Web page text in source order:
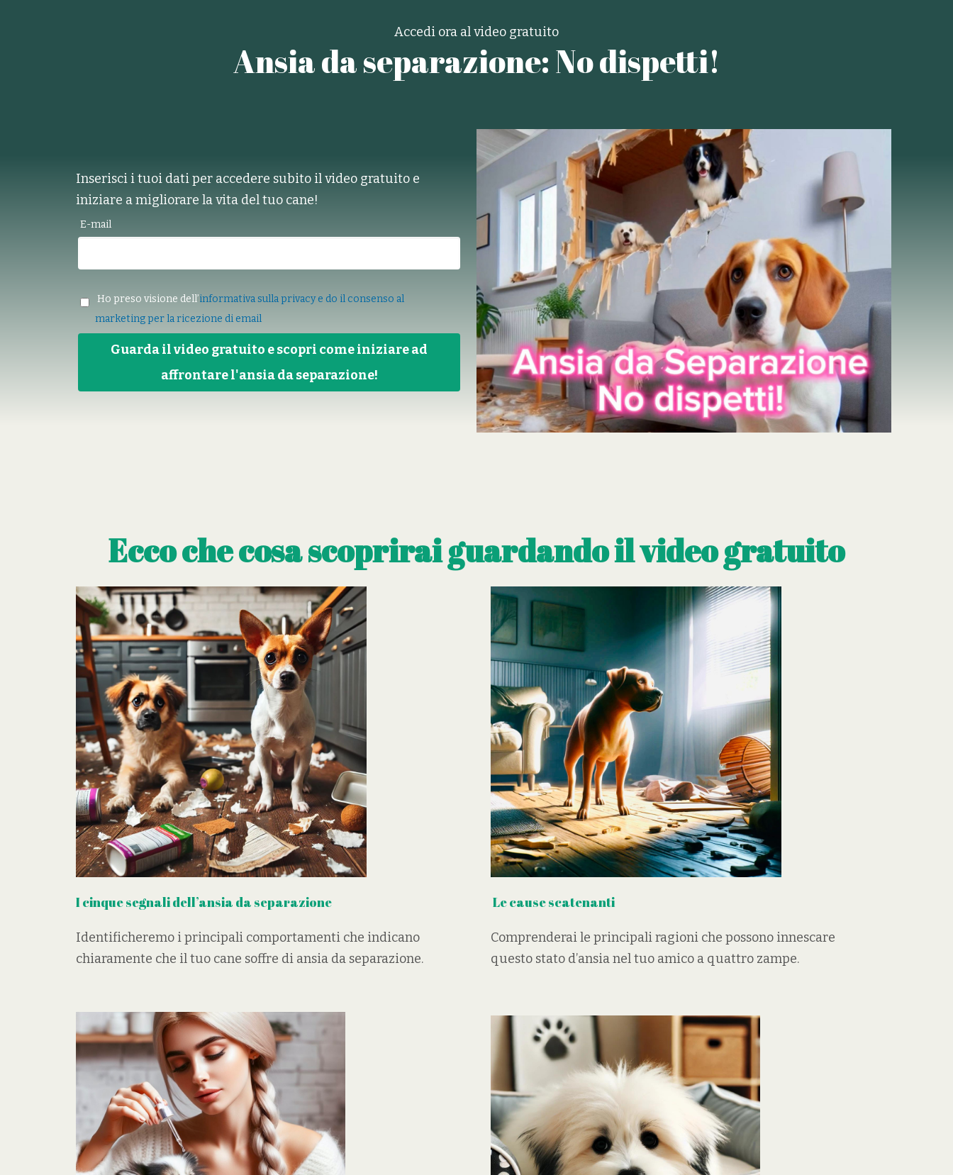
Accedi ora al video gratuito
Ansia da separazione: No dispetti!
Inserisci i tuoi dati per accedere subito il video gratuito e
iniziare a migliorare la vita del tuo cane!
E-mail
Ho preso visione dell’informativa sulla privacy e do il consenso al
marketing per la ricezione di email
Guarda il video gratuito e scopri come iniziare ad
affrontare l'ansia da separazione!
Ecco che cosa scoprirai guardando il video gratuito
⁠I cinque segnali dell’ansia da separazione
Identificheremo i principali comportamenti che indicano
chiaramente che il tuo cane soffre di ansia da separazione.
⁠ ⁠Le cause scatenanti
Comprenderai le principali ragioni che possono innescare
questo stato d’ansia nel tuo amico a quattro zampe.